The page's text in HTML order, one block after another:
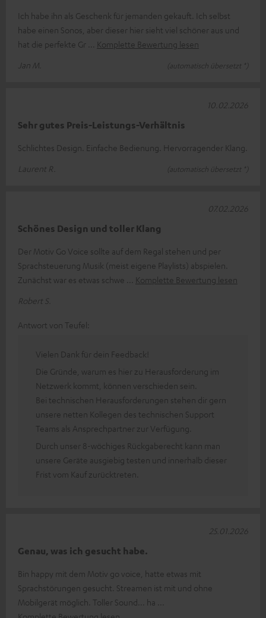
Ich habe ihn als Geschenk für jemanden gekauft. Ich selbst
habe einen Sonos, aber dieser hier sieht viel schöner aus und
hat die perfekte Gr
Komplette Bewertung lesen
Jan M.
(automatisch übersetzt *)
Sehr gutes Preis-Leistungs-Verhältnis
Schlichtes Design. Einfache Bedienung. Hervorragender Klang.
Laurent R.
(automatisch übersetzt *)
10.02.2026
Schönes Design und toller Klang
Der Motiv Go Voice sollte auf dem Regal stehen und per
Sprachsteuerung Musik (meist eigene Playlists) abspielen.
Zunächst war es etwas schwe
Komplette Bewertung lesen
Robert S.
07.02.2026
Antwort von Teufel:
Vielen Dank für dein Feedback!
Die Gründe, warum es hier zu Herausforderung im
Netzwerk kommt, können verschieden sein.
Bei technischen Herausforderungen stehen dir gern
unsere netten Kollegen des technischen Support
Teams als Ansprechpartner zur Verfügung.
Durch unser 8-wöchiges Rückgaberecht kann man
unsere Geräte ausgiebig testen und innerhalb dieser
Frist vom Kauf zurücktreten.
Genau, was ich gesucht habe.
Bin happy mit dem Motiv go voice, hatte etwas mit
Sprachstörungen gesucht. Streamen ist mit und ohne
Mobilgerät möglich. Toller Sound... ha
25.01.2026